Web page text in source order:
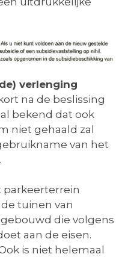
verlenging
na de beslissing
bekend dat ook
niet gehaald zal
van het
tuinen van
die volgens
aan de eisen.
is niet helemaal